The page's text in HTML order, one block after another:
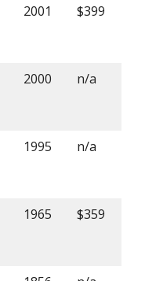
2001 $399
2000 n/a
1995 n/a
1965 $359